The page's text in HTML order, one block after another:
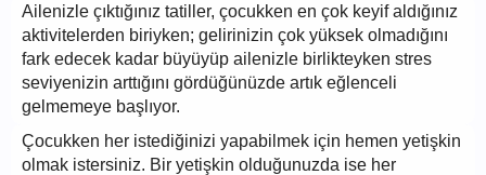
Ailenizle çıktığınız tatiller, çocukken en çok keyif aldığınız
aktivitelerden biriyken; gelirinizin çok yüksek olmadığını
fark edecek kadar büyüyüp ailenizle birlikteyken stres
seviyenizin arttığını gördüğünüzde artık eğlenceli
gelmemeye başlıyor.
Çocukken her istediğinizi yapabilmek için hemen yetişkin
olmak istersiniz. Bir yetişkin olduğunuzda ise her